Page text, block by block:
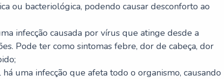
ou bacteriológica, podendo causar desconforto ao
infecção causada por vírus que atinge desde a
Pode ter como sintomas febre, dor de cabeça, dor
uma infecção que afeta todo o organismo, causando